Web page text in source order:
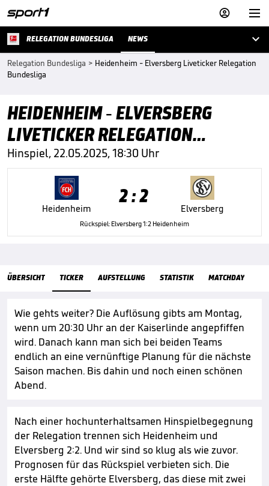


RELEGATION BUNDESLIGA NEWS 
Relegation Bundesliga > Heidenheim - Elversberg Liveticker Relegation
Bundesliga
HEIDENHEIM - ELVERSBERG
LIVETICKER RELEGATION
BUNDESLIGA
Hinspiel, 22.05.2025, 18:30 Uhr
Heidenheim
2 : 2
Elversberg
Rückspiel: Elversberg 1:2 Heidenheim
ÜBERSICHT TICKER AUFSTELLUNG STATISTIK MATCHDAY
ÜbersichtTicker
Wie gehts weiter? Die Auflösung gibts am Montag,
wenn um 20:30 Uhr an der Kaiserlinde angepfiffen
wird. Danach kann man sich bei beiden Teams
endlich an eine vernünftige Planung für die nächste
Saison machen. Bis dahin und noch einen schönen
Abend.
Nach einer hochunterhaltsamen Hinspielbegegnung
der Relegation trennen sich Heidenheim und
Elversberg 2:2. Und wir sind so klug als wie zuvor.
Prognosen für das Rückspiel verbieten sich. Die
erste Hälfte gehörte Elversberg, das diese mit zwei